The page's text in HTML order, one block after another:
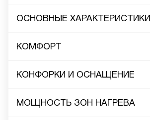
ОСНОВНЫЕ ХАРАКТЕРИСТИКИ
КОМФОРТ
КОНФОРКИ И ОСНАЩЕНИЕ
МОЩНОСТЬ ЗОН НАГРЕВА